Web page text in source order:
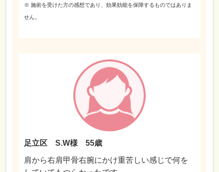
※ 施術を受けた方の感想であり、効果効能を保障するものではありま
せん。
足立区 S.W様 55歳
肩から右肩甲骨右腕にかけ重苦しい感じで何を